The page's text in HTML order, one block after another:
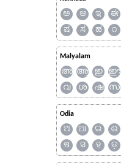
ಅ ಆ ಇ ಈ
ಷ
ಸ ಹ ೧
Malyalam
അ ആ ഇ ഈ
വ
ശ ഷ സ
Odia
ଅ ଆ ଇ ଈ
ଷ
ସ ହ ଡ଼